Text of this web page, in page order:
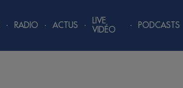
RADIO ACTUS
LIVE
VIDÉO
PODCASTS